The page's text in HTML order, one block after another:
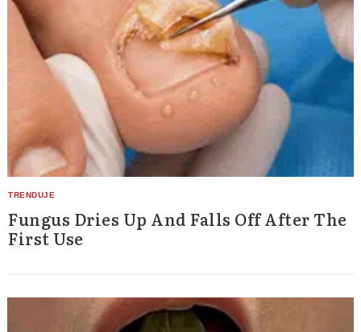
Fungus Dries Up And Falls Off After The
First Use